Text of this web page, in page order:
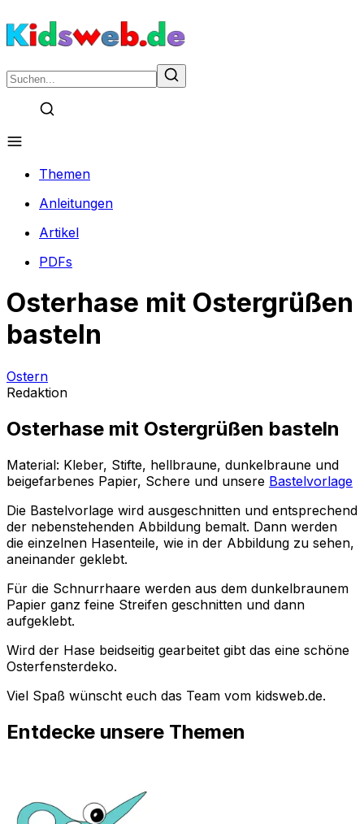
Themen
Anleitungen
Artikel
PDFs
Osterhase mit Ostergrüßen
basteln
Ostern
Redaktion
Osterhase mit Ostergrüßen basteln
Material: Kleber, Stifte, hellbraune, dunkelbraune und
beigefarbenes Papier, Schere und unsere Bastelvorlage
Die Bastelvorlage wird ausgeschnitten und entsprechend
der nebenstehenden Abbildung bemalt. Dann werden
die einzelnen Hasenteile, wie in der Abbildung zu sehen,
aneinander geklebt.
Für die Schnurrhaare werden aus dem dunkelbraunem
Papier ganz feine Streifen geschnitten und dann
aufgeklebt.
Wird der Hase beidseitig gearbeitet gibt das eine schöne
Osterfensterdeko.
Viel Spaß wünscht euch das Team vom kidsweb.de.
Entdecke unsere Themen